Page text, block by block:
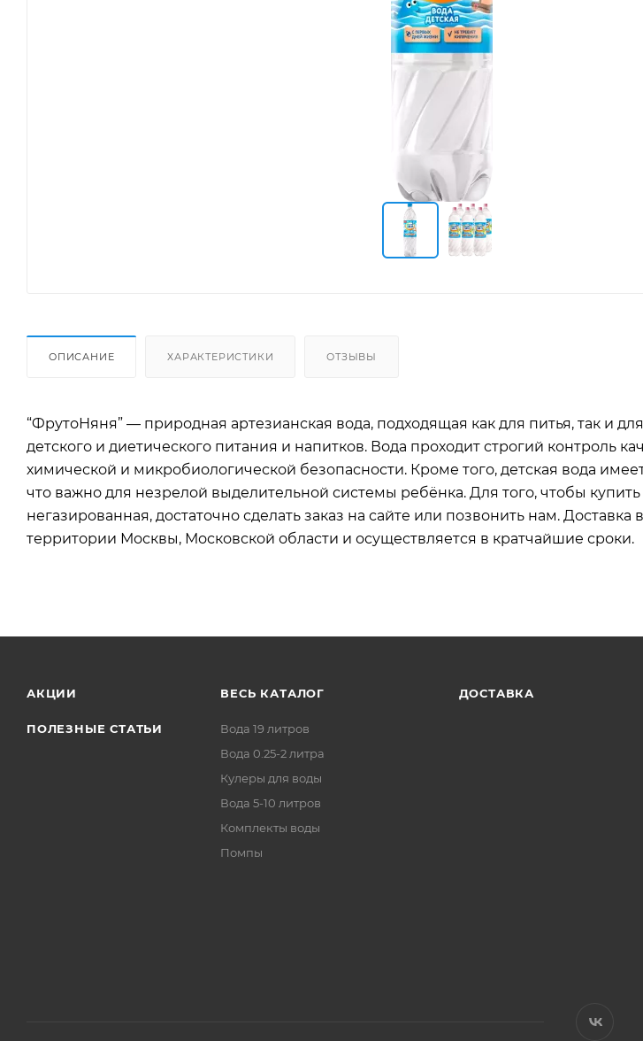
ОПИСАНИЕ ХАРАКТЕРИСТИКИ ОТЗЫВЫ
“ФрутоНяня” — природная артезианская вода, подходящая как для питья, так и
детского и диетического питания и напитков. Вода проходит строгий контроль
химической и микробиологической безопасности. Кроме того, детская вода
что важно для незрелой выделительной системы ребёнка. Для того, чтобы купить
негазированная, достаточно сделать заказ на сайте или позвонить нам.
территории Москвы, Московской области и осуществляется в кратчайшие сроки.
АКЦИИ
ПОЛЕЗНЫЕ СТАТЬИ
ВЕСЬ КАТАЛОГ
Вода 19 литров
Вода 0.25-2 литра
Кулеры для воды
Вода 5-10 литров
Комплекты воды
Помпы
ДОСТАВКА